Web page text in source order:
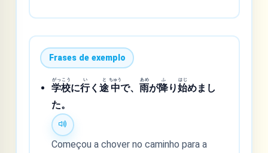
Frases de exemplo
学
がっ
校
こう
に行
い
く途
と
中
ちゅう
で、雨
あめ
が降
ふ
り始
はじ
めまし
た。
Começou a chover no caminho para a